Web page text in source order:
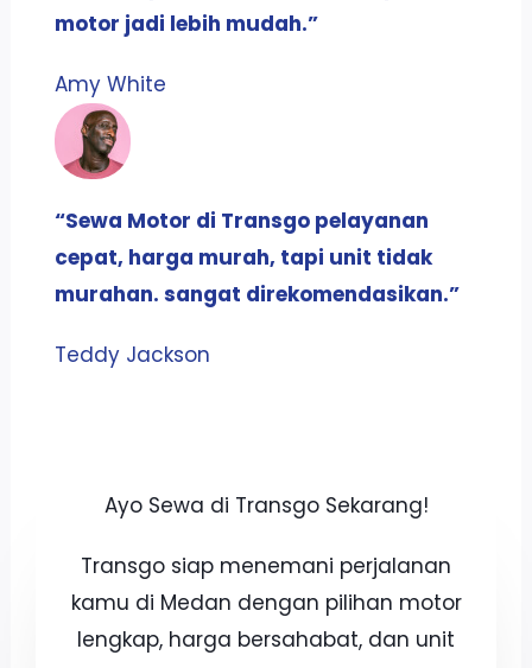
motor jadi lebih mudah.”
Amy White​
“Sewa Motor di Transgo pelayanan
cepat, harga murah, tapi unit tidak
murahan. sangat direkomendasikan.”
Teddy Jackson​
Ayo Sewa di Transgo Sekarang!
Transgo siap menemani perjalanan
kamu di Medan dengan pilihan motor
lengkap, harga bersahabat, dan unit